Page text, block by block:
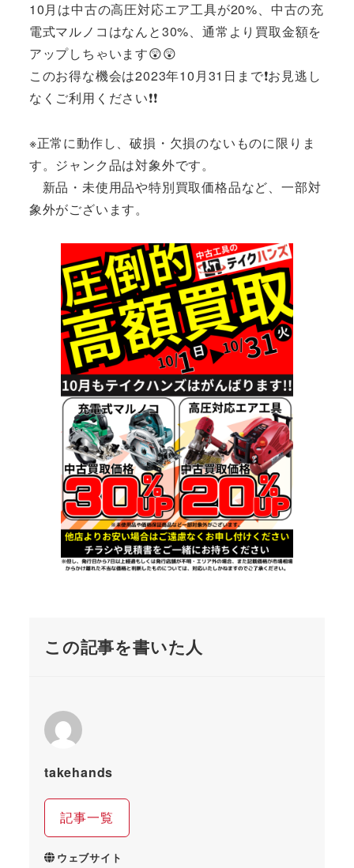
10月は中古の高圧対応エア工具が20%、中古の充
電式マルノコはなんと30%、通常より買取金額を
アップしちゃいます😲😲
このお得な機会は2023年10月31日まで❗お見逃し
なくご利用ください❗❗
※正常に動作し、破損・欠損のないものに限りま
す。ジャンク品は対象外です。
新品・未使用品や特別買取価格品など、一部対
象外がございます。
この記事を書いた人
takehands
記事一覧
ウェブサイト